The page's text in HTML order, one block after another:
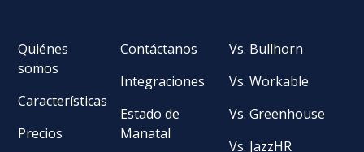
Quiénes
somos
Características
Precios
Contáctanos
Integraciones
Estado de
Manatal
Vs. Bullhorn
Vs. Workable
Vs. Greenhouse
Vs. JazzHR